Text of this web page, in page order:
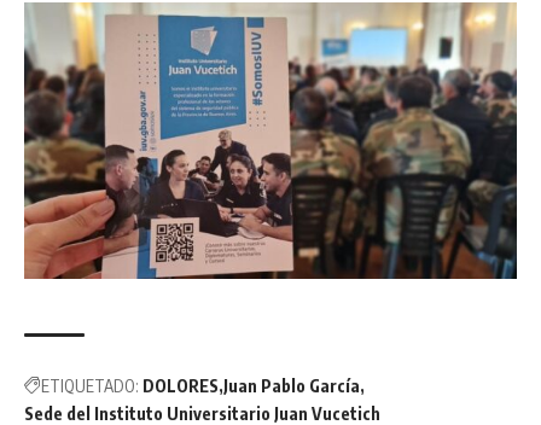
ETIQUETADO: DOLORES Juan Pablo García
Sede del Instituto Universitario Juan Vucetich